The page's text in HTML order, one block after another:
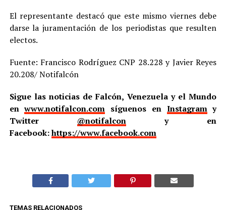
El representante destacó que este mismo viernes debe
darse la juramentación de los periodistas que resulten
electos.
Fuente: Francisco Rodríguez CNP 28.228 y Javier Reyes
20.208/ Notifalcón
Sigue las noticias de Falcón, Venezuela y el Mundo
enwww.notifalcon.com síguenos en Instagramy
Twitter @notifalcony en
Facebook:https://www.facebook.com
TEMAS RELACIONADOS